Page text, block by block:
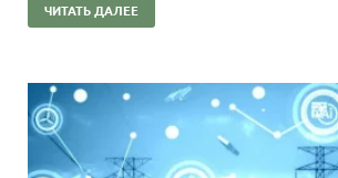
ЧИТАТЬ ДАЛЕЕ